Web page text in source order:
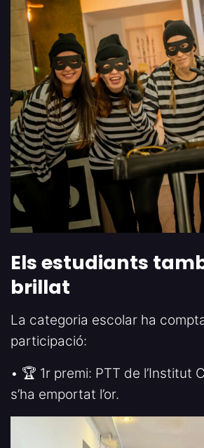
Els estudiants
brillat
La categoria escolar ha
participació:
• 🏆 1r premi: PTT de l’Institut
s’ha emportat l’or.